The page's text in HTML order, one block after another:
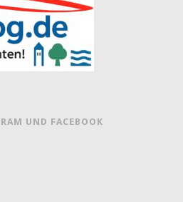
UND FACEBOOK